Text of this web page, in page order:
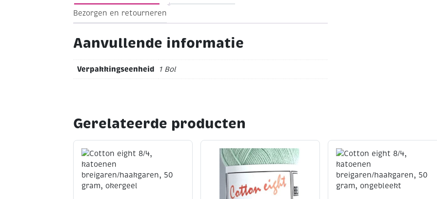
Tip: Voor een volledige kleurenkaart zie artikelnummer 320100
Bezorgen en retourneren
Aanvullende informatie
Verpakkingseenheid 1 Bol
Gerelateerde producten